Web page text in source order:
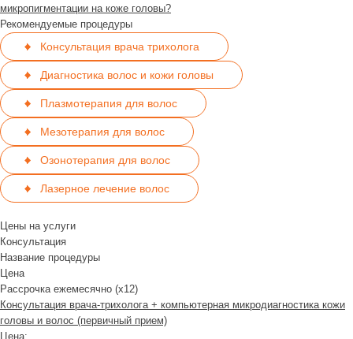
микропигментации на коже головы?
Рекомендуемые процедуры
Консультация врача трихолога
Диагностика волос и кожи головы
Плазмотерапия для волос
Мезотерапия для волос
Озонотерапия для волос
Лазерное лечение волос
Цены на услуги
Консультация
Название процедуры
Цена
Рассрочка ежемесячно (x12)
Консультация врача-трихолога + компьютерная микродиагностика кожи
головы и волос (первичный прием)
Цена: